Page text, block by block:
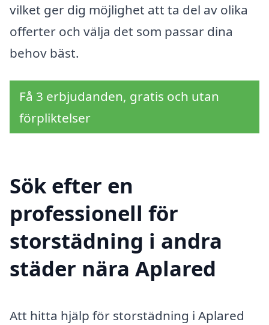
vilket ger dig möjlighet att ta del av olika
offerter och välja det som passar dina
behov bäst.
Få 3 erbjudanden, gratis och utan
förpliktelser
Sök efter en
professionell för
storstädning i andra
städer nära Aplared
Att hitta hjälp för storstädning i Aplared